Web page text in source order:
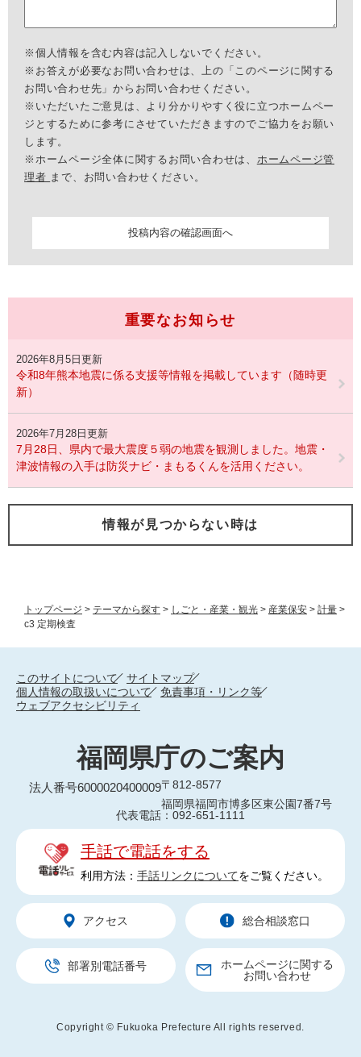
トップページ > テーマから探す > しごと・産業・観光 > 産業保安 > 計量 >
c3 定期検査
※個人情報を含む内容は記入しないでください。
※お答えが必要なお問い合わせは、上の「このページに関する
お問い合わせ先」からお問い合わせください。
※いただいたご意見は、より分かりやすく役に立つホームペー
ジとするために参考にさせていただきますのでご協力をお願い
します。
※ホームページ全体に関するお問い合わせは、 ホームページ管
理者 まで、お問い合わせください。
重要なお知らせ
2026年8月5日更新
令和8年熊本地震に係る支援等情報を掲載しています（随時更
新）
2026年7月28日更新
7月28日、県内で最大震度５弱の地震を観測しました。地震・
津波情報の入手は防災ナビ・まもるくんを活用ください。
情報が見つからない時は
このサイトについて
サイトマップ
個人情報の取扱いについて
免責事項・リンク等
ウェブアクセシビリティ
福岡県庁のご案内
法人番号6000020400009〒812-8577
福岡県福岡市博多区東公園7番7号
代表電話：092-651-1111
手話で電話をする
利用方法： 手話リンクについてをご覧ください。
アクセス 総合相談窓口
部署別電話番号
ホームページに関する
お問い合わせ
Copyright © Fukuoka Prefecture All rights reserved.